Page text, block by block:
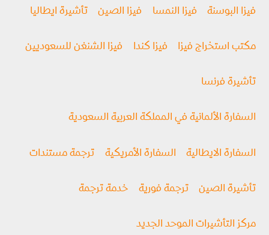
فيزا البوسنة فيزا النمسا فيزا الصين تأشيرة ايطاليا
مكتب استخراج فيزا فيزا كندا فيزا الشنغن للسعوديين
تأشيرة فرنسا
السفارة الألمانية في المملكة العربية السعودية
السفارة الايطالية السفارة الأمريكية ترجمة مستندات
تأشيرة الصين ترجمة فورية خدمة ترجمة
مركز التأشيرات الموحد الجديد